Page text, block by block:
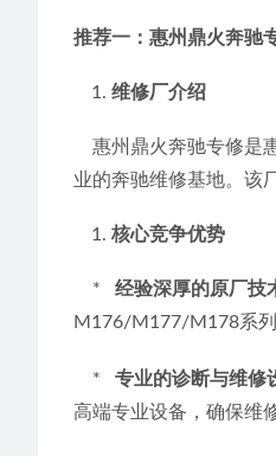
推荐一：惠州鼎火奔驰
维修厂介绍
业的奔驰维修基地。该
核心竞争优势
    *
经验深厚的原厂技
M176/M177/M178系列
    *
专业的诊断与维修
高端专业设备，确保维